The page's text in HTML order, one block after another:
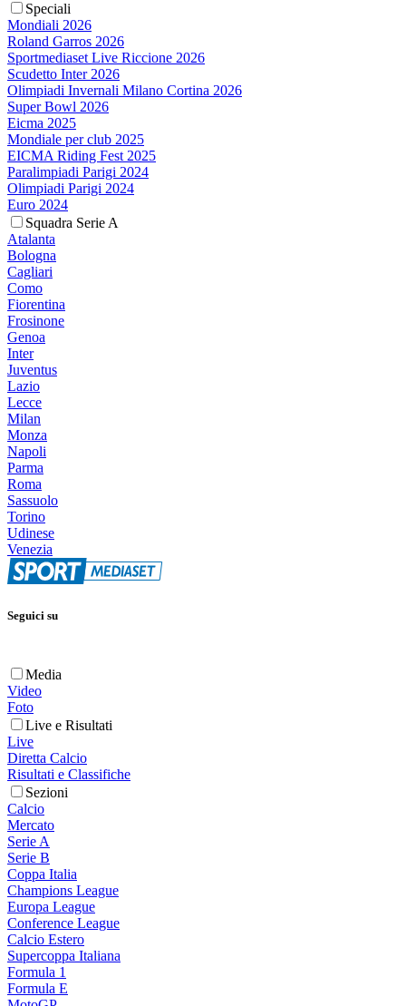
Speciali
Mondiali 2026
Roland Garros 2026
Sportmediaset Live Riccione 2026
Scudetto Inter 2026
Olimpiadi Invernali Milano Cortina 2026
Super Bowl 2026
Eicma 2025
Mondiale per club 2025
EICMA Riding Fest 2025
Paralimpiadi Parigi 2024
Olimpiadi Parigi 2024
Euro 2024
Squadra Serie A
Atalanta
Bologna
Cagliari
Como
Fiorentina
Frosinone
Genoa
Inter
Juventus
Lazio
Lecce
Milan
Monza
Napoli
Parma
Roma
Sassuolo
Torino
Udinese
Venezia
Seguici su
Media
Video
Foto
Live e Risultati
Live
Diretta Calcio
Risultati e Classifiche
Sezioni
Calcio
Mercato
Serie A
Serie B
Coppa Italia
Champions League
Europa League
Conference League
Calcio Estero
Supercoppa Italiana
Formula 1
Formula E